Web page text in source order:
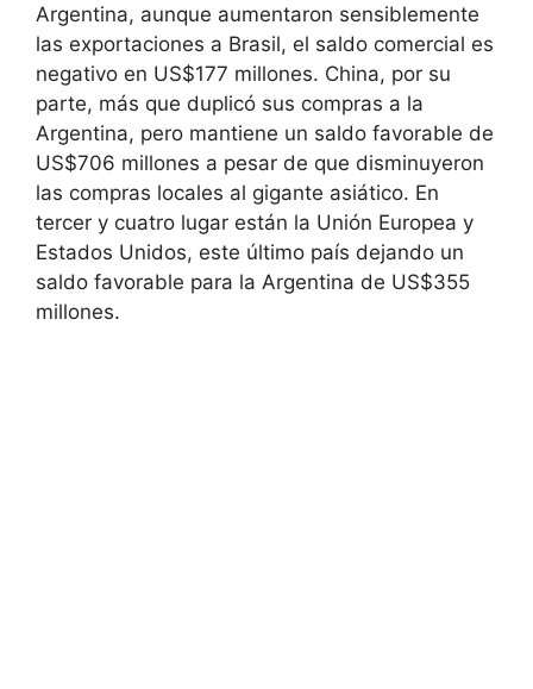
Argentina, aunque aumentaron sensiblemente
las exportaciones a Brasil, el saldo comercial es
negativo en US$177 millones. China, por su
parte, más que duplicó sus compras a la
Argentina, pero mantiene un saldo favorable de
US$706 millones a pesar de que disminuyeron
las compras locales al gigante asiático. En
tercer y cuatro lugar están la Unión Europea y
Estados Unidos, este último país dejando un
saldo favorable para la Argentina de US$355
millones.